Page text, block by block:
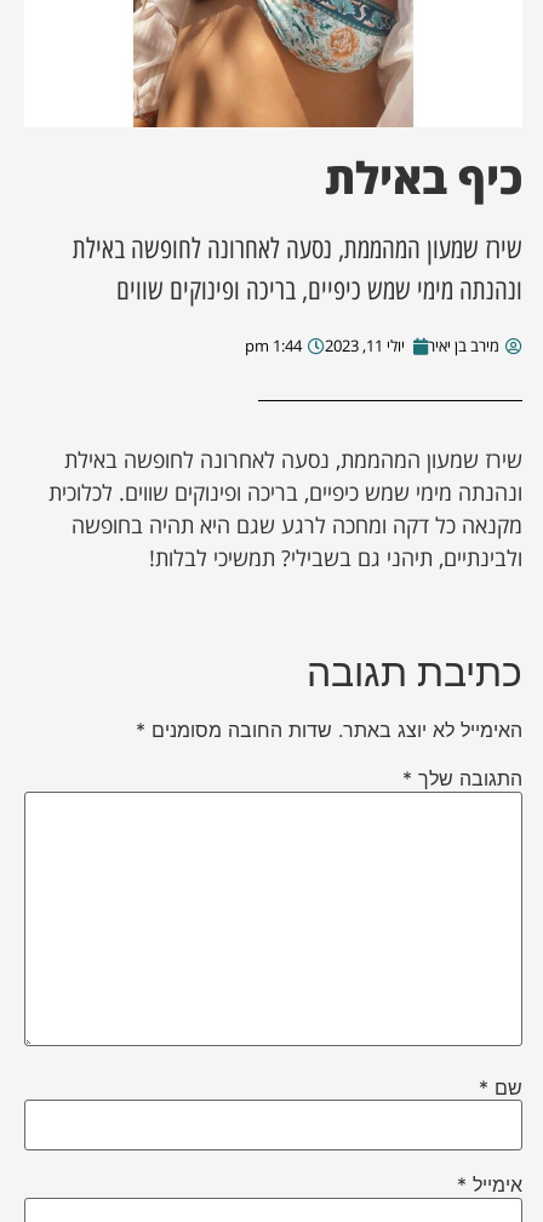
מקומית
כיף באילת
שירז שמעון המהממת, נסעה לאחרונה לחופשה באילת
ונהנתה מימי שמש כיפיים, בריכה ופינוקים שווים
מירב בן יאיר יולי 11, 2023 1:44 pm
שירז שמעון המהממת, נסעה לאחרונה לחופשה באילת
ונהנתה מימי שמש כיפיים, בריכה ופינוקים שווים. לכלוכית
מקנאה כל דקה ומחכה לרגע שגם היא תהיה בחופשה
ולבינתיים, תיהני גם בשבילי? תמשיכי לבלות!
כתיבת תגובה
האימייל לא יוצג באתר. שדות החובה מסומנים *
התגובה שלך *
שם *
אימייל *